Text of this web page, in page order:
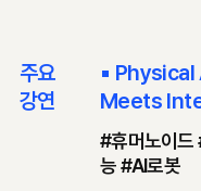
주요
강연
▪
Meets
#휴머노이드
능 #AI로봇